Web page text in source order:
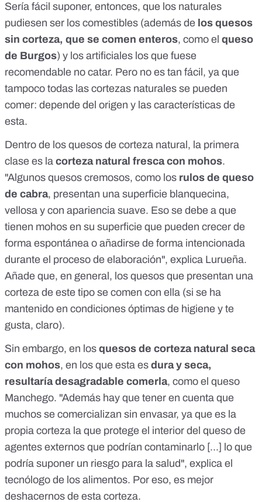
Sería fácil suponer, entonces, que los naturales
pudiesen ser los comestibles (además de los quesos
sin corteza, que se comen enteros, como el queso
de Burgos) y los artificiales los que fuese
recomendable no catar. Pero no es tan fácil, ya que
tampoco todas las cortezas naturales se pueden
comer: depende del origen y las características de
esta.
Dentro de los quesos de corteza natural, la primera
clase es la corteza natural fresca con mohos.
"Algunos quesos cremosos, como los rulos de queso
de cabra, presentan una superficie blanquecina,
vellosa y con apariencia suave. Eso se debe a que
tienen mohos en su superficie que pueden crecer de
forma espontánea o añadirse de forma intencionada
durante el proceso de elaboración", explica Lurueña.
Añade que, en general, los quesos que presentan una
corteza de este tipo se comen con ella (si se ha
mantenido en condiciones óptimas de higiene y te
gusta, claro).
Sin embargo, en los quesos de corteza natural seca
con mohos, en los que esta es dura y seca,
resultaría desagradable comerla, como el queso
Manchego. "Además hay que tener en cuenta que
muchos se comercializan sin envasar, ya que es la
propia corteza la que protege el interior del queso de
agentes externos que podrían contaminarlo [...] lo que
podría suponer un riesgo para la salud", explica el
tecnólogo de los alimentos. Por eso, es mejor
deshacernos de esta corteza.